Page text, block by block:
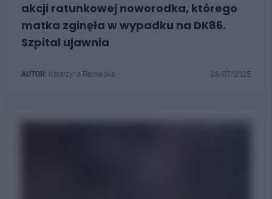
akcji ratunkowej noworodka, którego
matka zginęła w wypadku na DK86.
Szpital ujawnia
AUTOR: Katarzyna Pachelska 28/07/2025